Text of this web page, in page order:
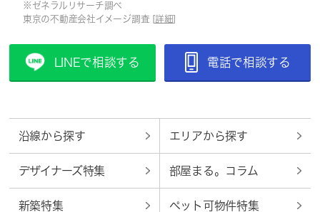
※ゼネラルリサーチ調べ
東京の不動産会社イメージ調査 [ 詳細
LINEで相談する 電話で相談する
沿線から探す エリアから探す
デザイナーズ特集 部屋まる。コラム
新築特集 ペット可物件特集